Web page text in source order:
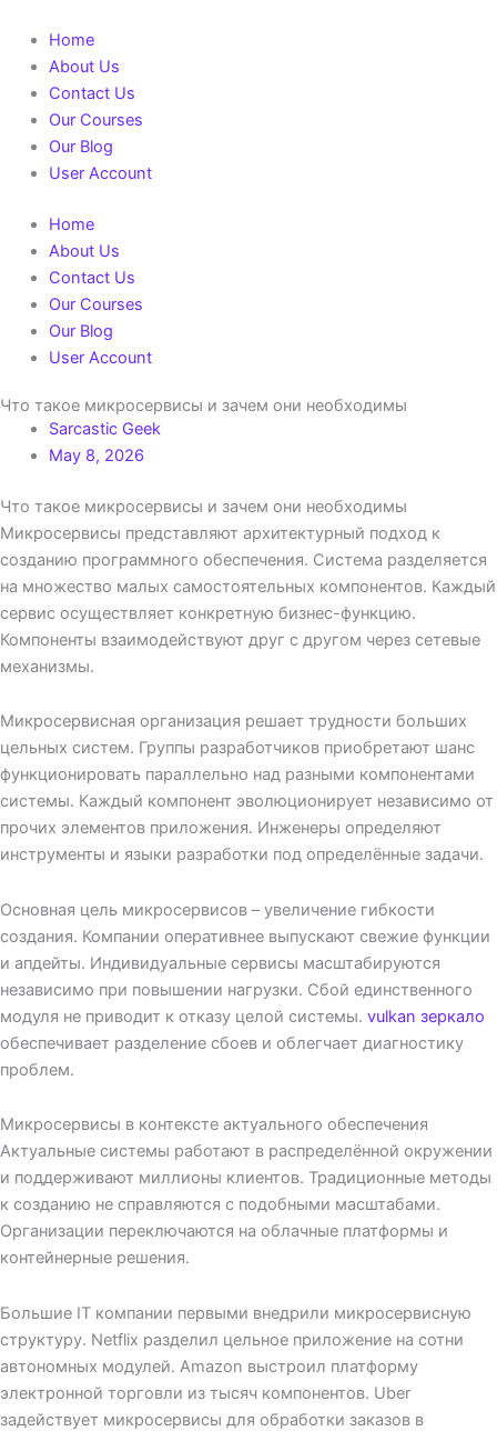
content
Home
About Us
Contact Us
Our Courses
Our Blog
User Account
Home
About Us
Contact Us
Our Courses
Our Blog
User Account
Что такое микросервисы и зачем они необходимы
Sarcastic Geek
May 8, 2026
Что такое микросервисы и зачем они необходимы
Микросервисы представляют архитектурный подход к
созданию программного обеспечения. Система разделяется
на множество малых самостоятельных компонентов. Каждый
сервис осуществляет конкретную бизнес-функцию.
Компоненты взаимодействуют друг с другом через сетевые
механизмы.
Микросервисная организация решает трудности больших
цельных систем. Группы разработчиков приобретают шанс
функционировать параллельно над разными компонентами
системы. Каждый компонент эволюционирует независимо от
прочих элементов приложения. Инженеры определяют
инструменты и языки разработки под определённые задачи.
Основная цель микросервисов – увеличение гибкости
создания. Компании оперативнее выпускают свежие функции
и апдейты. Индивидуальные сервисы масштабируются
независимо при повышении нагрузки. Сбой единственного
модуля не приводит к отказу целой системы. vulkan зеркало
обеспечивает разделение сбоев и облегчает диагностику
проблем.
Микросервисы в контексте актуального обеспечения
Актуальные системы работают в распределённой окружении
и поддерживают миллионы клиентов. Традиционные методы
к созданию не справляются с подобными масштабами.
Организации переключаются на облачные платформы и
контейнерные решения.
Большие IT компании первыми внедрили микросервисную
структуру. Netflix разделил цельное приложение на сотни
автономных модулей. Amazon выстроил платформу
электронной торговли из тысяч компонентов. Uber
задействует микросервисы для обработки заказов в